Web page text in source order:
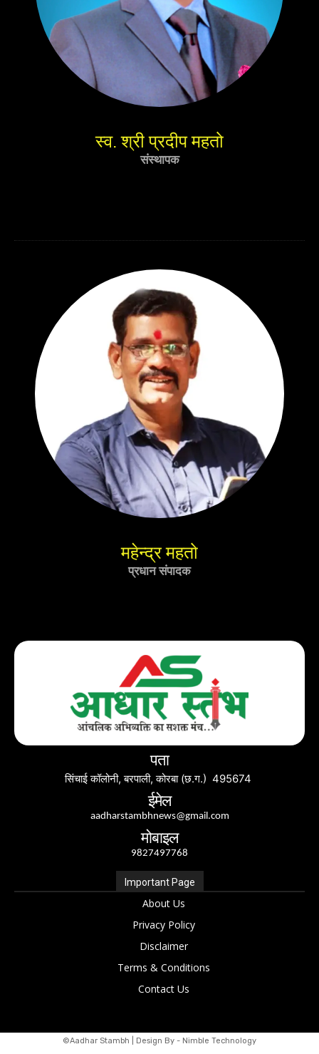
स्व. श्री प्रदीप महतो
संस्थापक
महेन्द्र महतो
प्रधान संपादक
पता
सिंचाई कॉलोनी, बरपाली, कोरबा (छ.ग.) 495674
ईमेल
aadharstambhnews@gmail.com
मोबाइल
9827497768
Important Page
About Us
Privacy Policy
Disclaimer
Terms & Conditions
Contact Us
©Aadhar Stambh | Design By - Nimble Technology